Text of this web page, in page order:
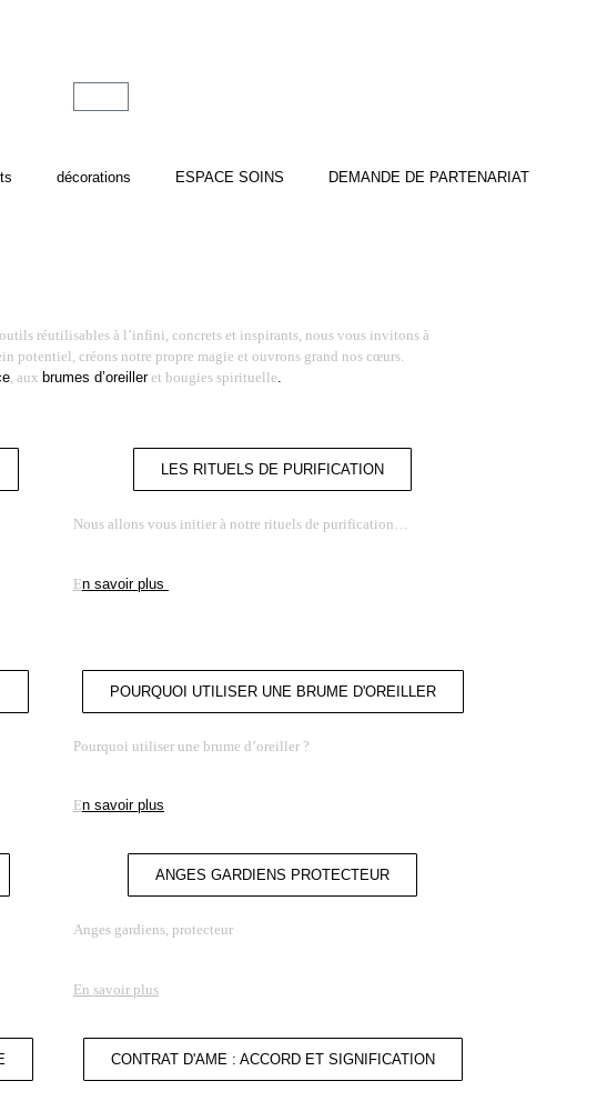
décorations ESPACE SOINS DEMANDE DE PARTENARIAT
réutilisables à l’infini, concrets et inspirants, nous vous invitons à
potentiel, créons notre propre magie et ouvrons grand nos cœurs.
, aux brumes d’oreilleret bougies spirituelle.
LES RITUELS DE PURIFICATION
Nous allons vous initier à notre rituels de purification…
En savoir plus
POURQUOI UTILISER UNE BRUME D'OREILLER
Pourquoi utiliser une brume d’oreiller ?
En savoir plus
ANGES GARDIENS PROTECTEUR
Anges gardiens, protecteur
En savoir plus
CONTRAT D'AME : ACCORD ET SIGNIFICATION